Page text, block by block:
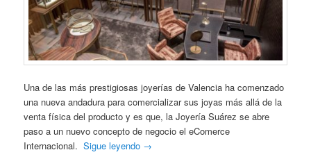
Una de las más prestigiosas joyerías de Valencia ha comenzado
una nueva andadura para comercializar sus joyas más allá de la
venta física del producto y es que, la Joyería Suárez se abre
paso a un nuevo concepto de negocio el eComerce
Internacional.Sigue leyendo →